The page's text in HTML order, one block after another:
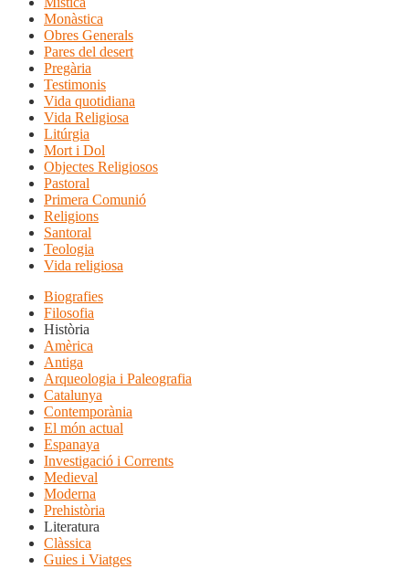
Monàstica
Obres Generals
Pares del desert
Pregària
Testimonis
Vida quotidiana
Vida Religiosa
Litúrgia
Mort i Dol
Objectes Religiosos
Pastoral
Primera Comunió
Religions
Santoral
Teologia
Vida religiosa
Biografies
Filosofia
Història
Amèrica
Antiga
Arqueologia i Paleografia
Catalunya
Contemporània
El món actual
Espanaya
Investigació i Corrents
Medieval
Moderna
Prehistòria
Literatura
Clàssica
Guies i Viatges